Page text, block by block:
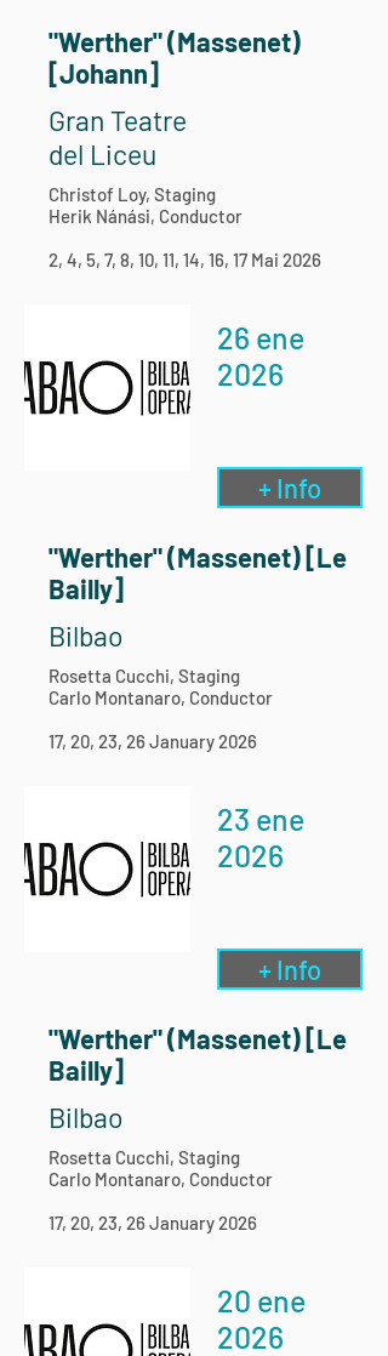
"Werther" (Massenet)
[Johann]
Gran Teatre
del Liceu
Christof Loy, Staging
Herik Nánási, Conductor
2, 4, 5, 7, 8, 10, 11, 14, 16, 17 Mai 2026
26 ene
2026
+ Info
"Werther" (Massenet) [Le
Bailly]
Bilbao
Rosetta Cucchi, Staging
Carlo Montanaro, Conductor
17, 20, 23, 26 January 2026
23 ene
2026
+ Info
"Werther" (Massenet) [Le
Bailly]
Bilbao
Rosetta Cucchi, Staging
Carlo Montanaro, Conductor
17, 20, 23, 26 January 2026
20 ene
2026